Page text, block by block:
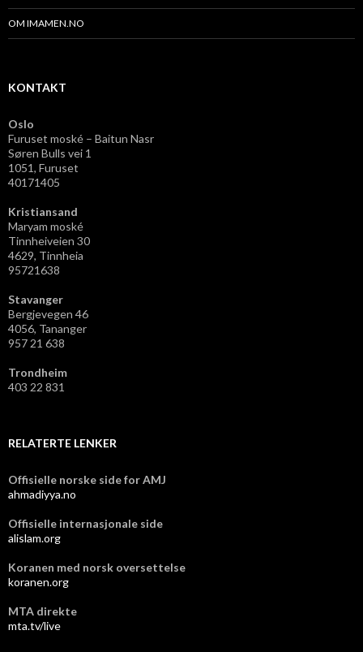
OM IMAMEN.NO
KONTAKT
Oslo
Furuset moské – Baitun Nasr
Søren Bulls vei 1
1051, Furuset
40171405
Kristiansand
Maryam moské
Tinnheiveien 30
4629, Tinnheia
95721638
Stavanger
Bergjevegen 46
4056, Tananger
957 21 638
Trondheim
403 22 831
RELATERTE LENKER
Offisielle norske side for AMJ
ahmadiyya.no
Offisielle internasjonale side
alislam.org
Koranen med norsk oversettelse
koranen.org
MTA direkte
mta.tv/live